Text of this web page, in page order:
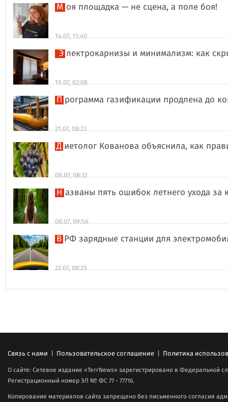
Моя площадка — не сцена, а поле боя!
14.07, 11:40
Электрокарнизы и минимализм: как
19.07, 02:08
Программа газификации продлена до
21.07, 08:23
Диетолог Кованова объяснила, как
08.07, 08:32
Названы пять ошибок летнего ухода
08.07, 09:56
В РФ зарядные станции для
22.07, 08:23
Связь с нами | Пользовательское соглашение | Политика
О сайте: Сетевое издание «TerrNews» зарегистрировано в Федеральной
Регистрационный номер ЭЛ № ФС 77 - 77716.
Копирование материалов сайта запрещено без письменного согласия